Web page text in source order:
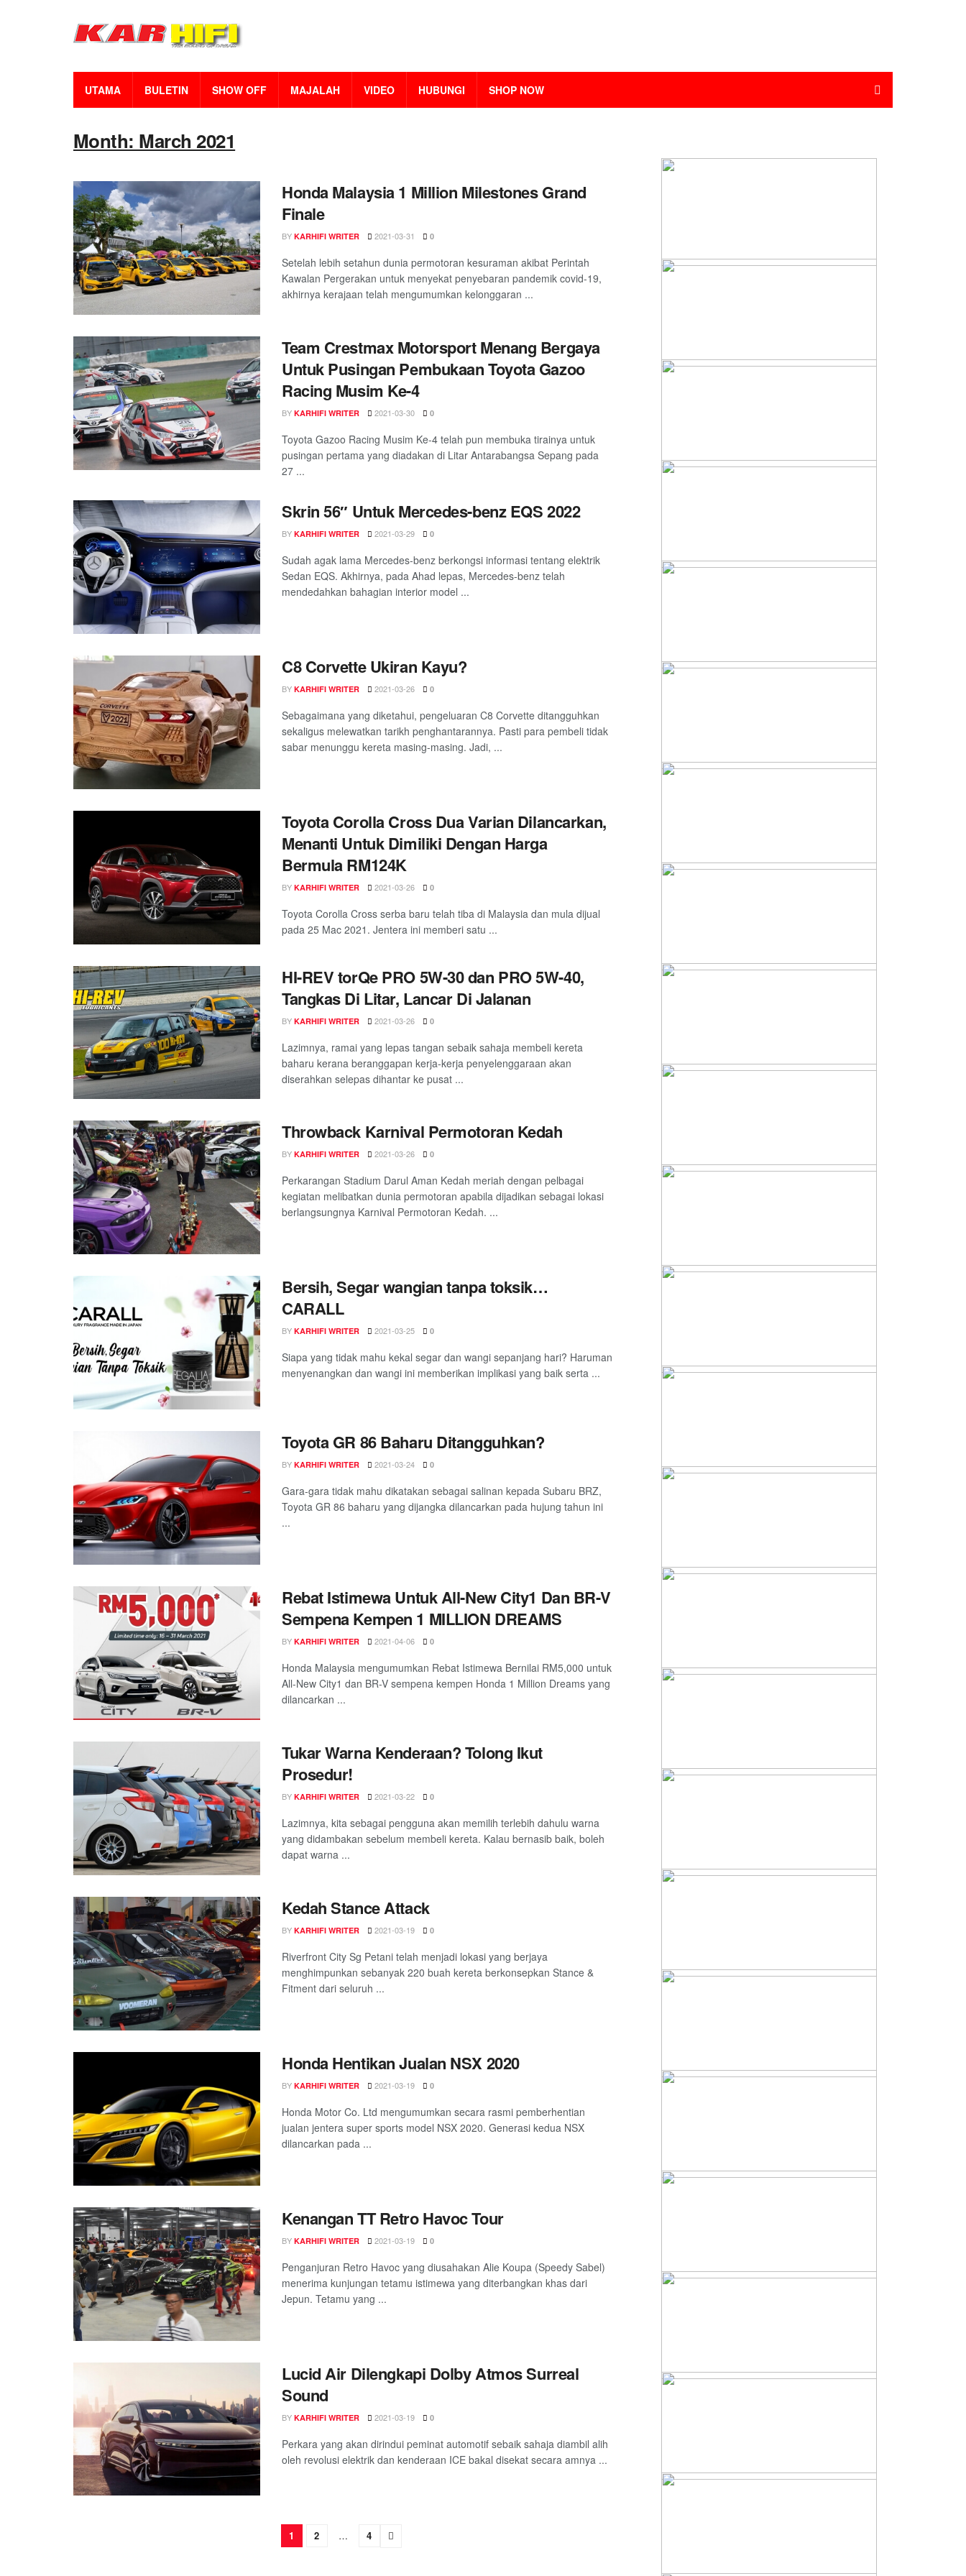
UTAMA BULETIN SHOW OFF MAJALAH VIDEO HUBUNGI SHOP NOW
Month: March 2021
Honda Malaysia 1 Million Milestones Grand
Finale
BY KARHIFI WRITER 2021-03-31 0
Setelah lebih setahun dunia permotoran kesuraman akibat Perintah
Kawalan Pergerakan untuk menyekat penyebaran pandemik covid-19,
akhirnya kerajaan telah mengumumkan kelonggaran ...
Team Crestmax Motorsport Menang Bergaya
Untuk Pusingan Pembukaan Toyota Gazoo
Racing Musim Ke-4
BY KARHIFI WRITER 2021-03-30 0
Toyota Gazoo Racing Musim Ke-4 telah pun membuka tirainya untuk
pusingan pertama yang diadakan di Litar Antarabangsa Sepang pada
27 ...
Skrin 56″ Untuk Mercedes-benz EQS 2022
BY KARHIFI WRITER 2021-03-29 0
Sudah agak lama Mercedes-benz berkongsi informasi tentang elektrik
Sedan EQS. Akhirnya, pada Ahad lepas, Mercedes-benz telah
mendedahkan bahagian interior model ...
C8 Corvette Ukiran Kayu?
BY KARHIFI WRITER 2021-03-26 0
Sebagaimana yang diketahui, pengeluaran C8 Corvette ditangguhkan
sekaligus melewatkan tarikh penghantarannya. Pasti para pembeli tidak
sabar menunggu kereta masing-masing. Jadi, ...
Toyota Corolla Cross Dua Varian Dilancarkan,
Menanti Untuk Dimiliki Dengan Harga
Bermula RM124K
BY KARHIFI WRITER 2021-03-26 0
Toyota Corolla Cross serba baru telah tiba di Malaysia dan mula dijual
pada 25 Mac 2021. Jentera ini memberi satu ...
HI-REV torQe PRO 5W-30 dan PRO 5W-40,
Tangkas Di Litar, Lancar Di Jalanan
BY KARHIFI WRITER 2021-03-26 0
Lazimnya, ramai yang lepas tangan sebaik sahaja membeli kereta
baharu kerana beranggapan kerja-kerja penyelenggaraan akan
diserahkan selepas dihantar ke pusat ...
Throwback Karnival Permotoran Kedah
BY KARHIFI WRITER 2021-03-26 0
Perkarangan Stadium Darul Aman Kedah meriah dengan pelbagai
kegiatan melibatkan dunia permotoran apabila dijadikan sebagai lokasi
berlangsungnya Karnival Permotoran Kedah. ...
Bersih, Segar wangian tanpa toksik…
CARALL
BY KARHIFI WRITER 2021-03-25 0
Siapa yang tidak mahu kekal segar dan wangi sepanjang hari? Haruman
menyenangkan dan wangi ini memberikan implikasi yang baik serta ...
Toyota GR 86 Baharu Ditangguhkan?
BY KARHIFI WRITER 2021-03-24 0
Gara-gara tidak mahu dikatakan sebagai salinan kepada Subaru BRZ,
Toyota GR 86 baharu yang dijangka dilancarkan pada hujung tahun ini
...
Rebat Istimewa Untuk All-New City1 Dan BR-V
Sempena Kempen 1 MILLION DREAMS
BY KARHIFI WRITER 2021-04-06 0
Honda Malaysia mengumumkan Rebat Istimewa Bernilai RM5,000 untuk
All-New City1 dan BR-V sempena kempen Honda 1 Million Dreams yang
dilancarkan ...
Tukar Warna Kenderaan? Tolong Ikut
Prosedur!
BY KARHIFI WRITER 2021-03-22 0
Lazimnya, kita sebagai pengguna akan memilih terlebih dahulu warna
yang didambakan sebelum membeli kereta. Kalau bernasib baik, boleh
dapat warna ...
Kedah Stance Attack
BY KARHIFI WRITER 2021-03-19 0
Riverfront City Sg Petani telah menjadi lokasi yang berjaya
menghimpunkan sebanyak 220 buah kereta berkonsepkan Stance &
Fitment dari seluruh ...
Honda Hentikan Jualan NSX 2020
BY KARHIFI WRITER 2021-03-19 0
Honda Motor Co. Ltd mengumumkan secara rasmi pemberhentian
jualan jentera super sports model NSX 2020. Generasi kedua NSX
dilancarkan pada ...
Kenangan TT Retro Havoc Tour
BY KARHIFI WRITER 2021-03-19 0
Penganjuran Retro Havoc yang diusahakan Alie Koupa (Speedy Sabel)
menerima kunjungan tetamu istimewa yang diterbangkan khas dari
Jepun. Tetamu yang ...
Lucid Air Dilengkapi Dolby Atmos Surreal
Sound
BY KARHIFI WRITER 2021-03-19 0
Perkara yang akan dirindui peminat automotif sebaik sahaja diambil alih
oleh revolusi elektrik dan kenderaan ICE bakal disekat secara amnya ...
1 2 … 4